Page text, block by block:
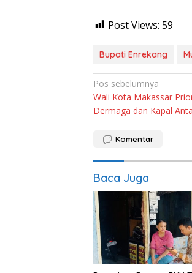
Post Views: 59
Bupati Enrekang
Navigasi
pos
Pos sebelumnya
Wali Kota Makassar
Dermaga dan Kapal
Komentar
Baca Juga